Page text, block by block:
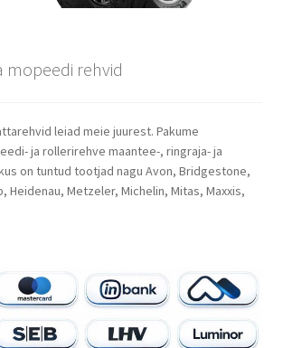
mopeedi rehvid
leiad meie juurest. Pakume
ja rollerirehve maantee-, ringraja- ja
on tuntud tootjad nagu Avon, Bridgestone,
Heidenau, Metzeler, Michelin, Mitas, Maxxis,